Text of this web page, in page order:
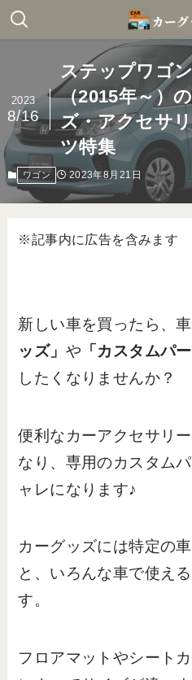
ステップワゴ
（2015年～）
ズ・アクセサ
ツ特集
2023
8/16
ワゴン 2023年8月21日
※記事内に広告を含みます
新しい車を買ったら、
ッズ」 や 「カスタムパー
したくなりませんか？
便利なカーアクセサリ
なり、専用のカスタム
ャレになります♪
カーグッズには特定の
と、いろんな車で使え
す。
フロアマットやシート